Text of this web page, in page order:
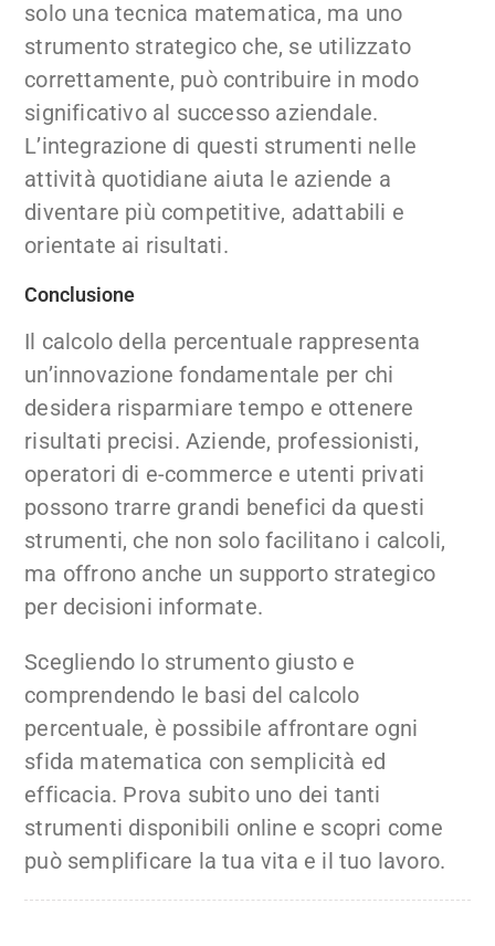
solo una tecnica matematica, ma uno
strumento strategico che, se utilizzato
correttamente, può contribuire in modo
significativo al successo aziendale.
L’integrazione di questi strumenti nelle
attività quotidiane aiuta le aziende a
diventare più competitive, adattabili e
orientate ai risultati.
Conclusione
Il calcolo della percentuale rappresenta
un’innovazione fondamentale per chi
desidera risparmiare tempo e ottenere
risultati precisi. Aziende, professionisti,
operatori di e-commerce e utenti privati
possono trarre grandi benefici da questi
strumenti, che non solo facilitano i calcoli,
ma offrono anche un supporto strategico
per decisioni informate.
Scegliendo lo strumento giusto e
comprendendo le basi del calcolo
percentuale, è possibile affrontare ogni
sfida matematica con semplicità ed
efficacia. Prova subito uno dei tanti
strumenti disponibili online e scopri come
può semplificare la tua vita e il tuo lavoro.